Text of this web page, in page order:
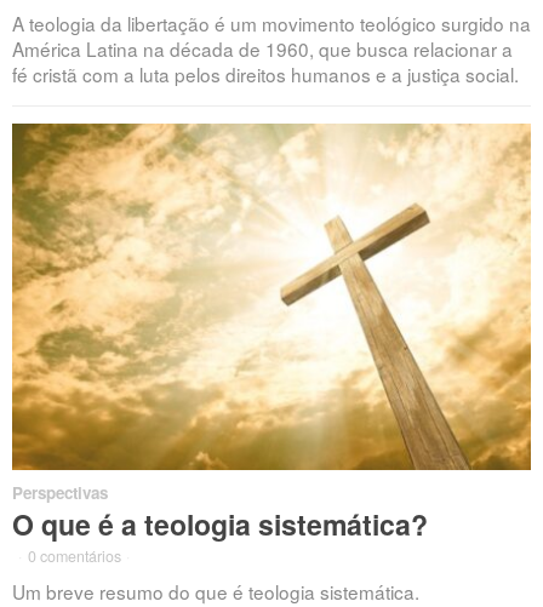
A teologia da libertação é um movimento teológico surgido na
América Latina na década de 1960, que busca relacionar a
fé cristã com a luta pelos direitos humanos e a justiça social.
Perspectivas
O que é a teologia sistemática?
0 comentários
Um breve resumo do que é teologia sistemática.